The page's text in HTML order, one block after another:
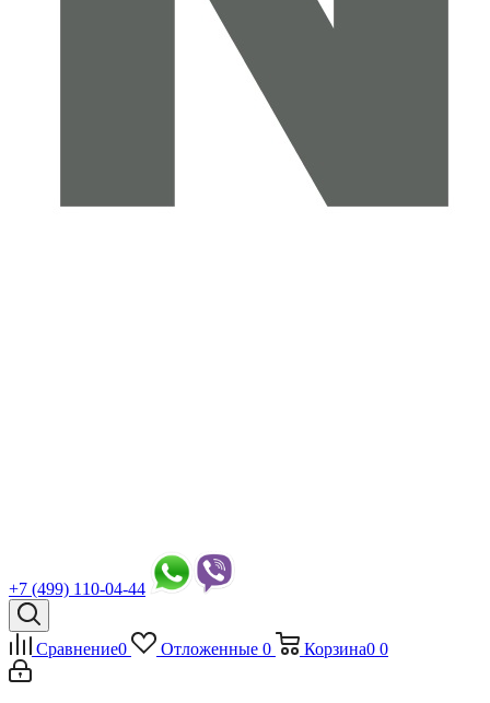
+7 (499) 110-04-44
Сравнение0 Отложенные 0 Корзина0 0